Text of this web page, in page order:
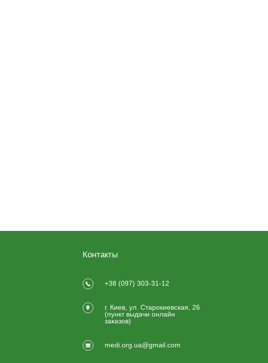
Контакты
+38 (097) 303-31-12
г. Киев, ул. Старокиевская, 26
(пункт выдачи онлайн
заказов)
medi.org.ua@gmail.com